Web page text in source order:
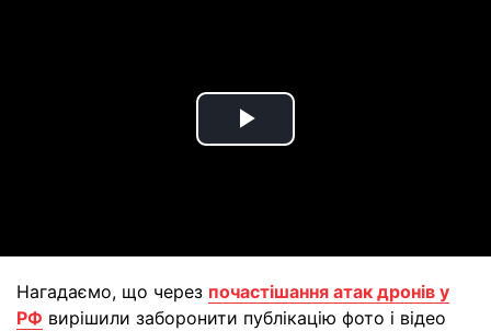
Play
Нагадаємо, що через почастішання атак дронів у
РФ вирішили заборонити публікацію фото і відео